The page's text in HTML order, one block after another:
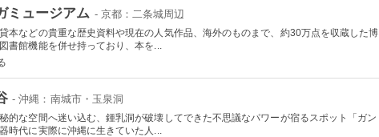
ミュージアム - 京都：二条城周辺
本などの貴重な歴史資料や現在の人気作品、海外のものまで、約30万点を収蔵した博
書館機能を併せ持っており、本を...
- 沖縄：南城市・玉泉洞
的な空間へ迷い込む、鍾乳洞が破壊してできた不思議なパワーが宿るスポット「ガン
時代に実際に沖縄に生きていた人...